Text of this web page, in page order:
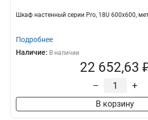
Шкаф настенный серии Pro, 18U 600x600,
Подробнее
Наличие: В наличии
22 652,63
– +
В корзину